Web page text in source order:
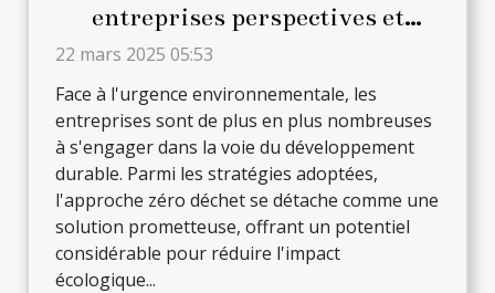
entreprises perspectives et
bénéfices
22 mars 2025 05:53
Face à l'urgence environnementale, les
entreprises sont de plus en plus nombreuses
à s'engager dans la voie du développement
durable. Parmi les stratégies adoptées,
l'approche zéro déchet se détache comme une
solution prometteuse, offrant un potentiel
considérable pour réduire l'impact
écologique...